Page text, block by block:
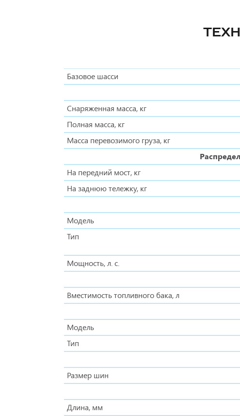
Базовое шасси
Снаряженная масса, кг
Полная масса, кг
Масса перевозимого груза, кг
На передний мост, кг
На заднюю тележку, кг
Модель
Тип
Мощность, л. с.
Вместимость топливного бака, л
Модель
Тип
Размер шин
Длина, мм